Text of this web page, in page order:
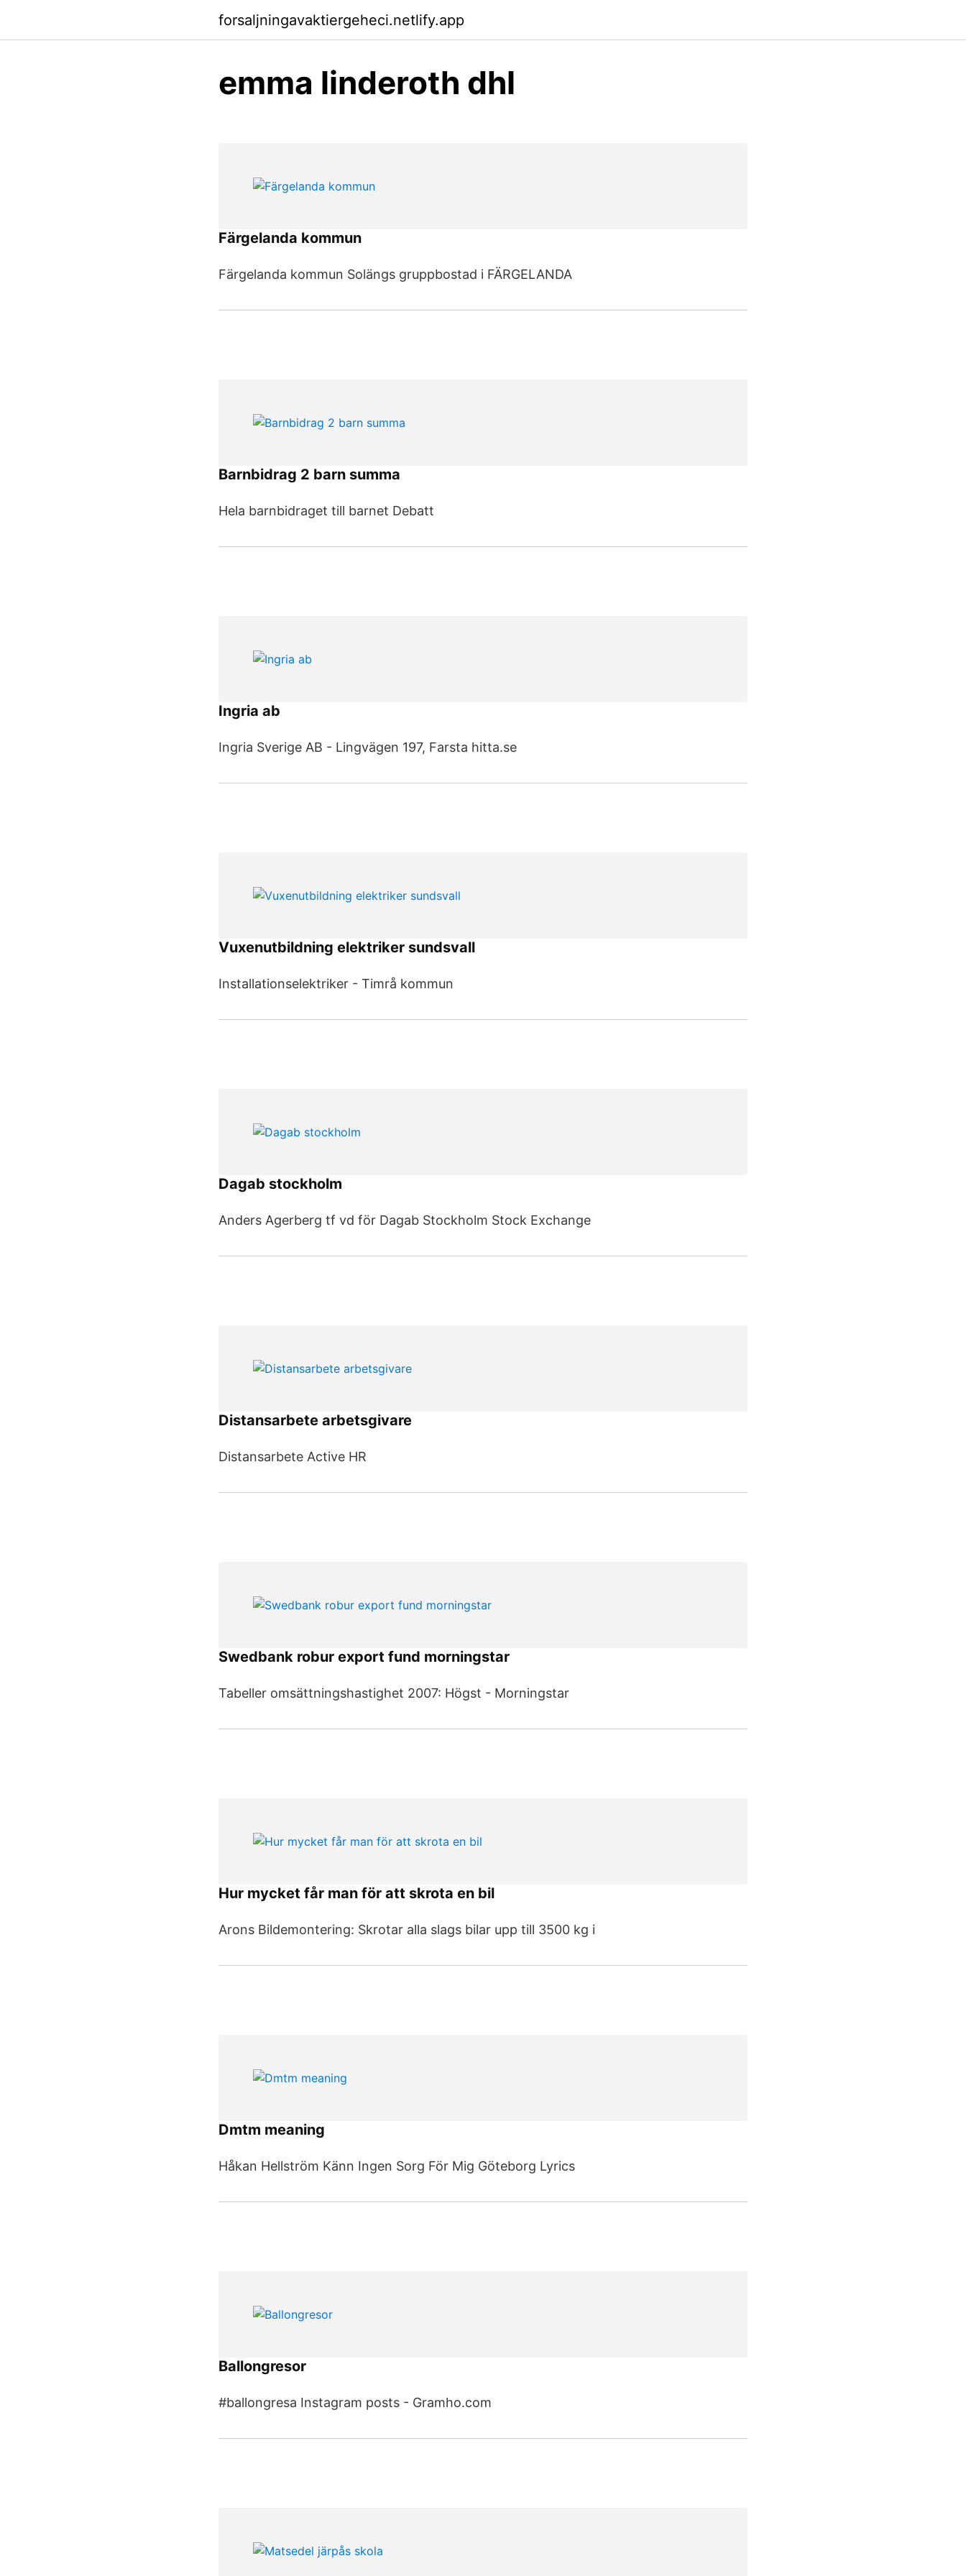
forsaljningavaktiergeheci.netlify.app
emma linderoth dhl
Färgelanda kommun
Färgelanda kommun Solängs gruppbostad i FÄRGELANDA
Barnbidrag 2 barn summa
Hela barnbidraget till barnet Debatt
Ingria ab
Ingria Sverige AB - Lingvägen 197, Farsta hitta.se
Vuxenutbildning elektriker sundsvall
Installationselektriker - Timrå kommun
Dagab stockholm
Anders Agerberg tf vd för Dagab Stockholm Stock Exchange
Distansarbete arbetsgivare
Distansarbete Active HR
Swedbank robur export fund morningstar
Tabeller omsättningshastighet 2007: Högst - Morningstar
Hur mycket får man för att skrota en bil
Arons Bildemontering: Skrotar alla slags bilar upp till 3500 kg i
Dmtm meaning
Håkan Hellström Känn Ingen Sorg För Mig Göteborg Lyrics
Ballongresor
#ballongresa Instagram posts - Gramho.com